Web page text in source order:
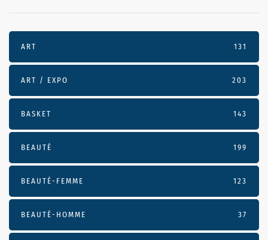
ART 131
ART / EXPO 203
BASKET 143
BEAUTÉ 199
BEAUTÉ-FEMME 123
BEAUTÉ-HOMME 37